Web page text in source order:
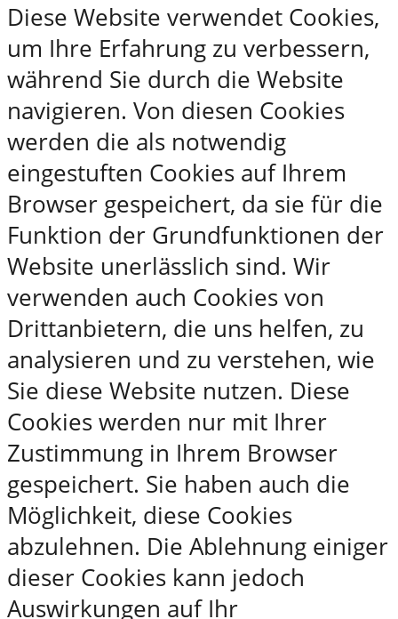
Diese Website verwendet Cookies,
um Ihre Erfahrung zu verbessern,
während Sie durch die Website
navigieren. Von diesen Cookies
werden die als notwendig
eingestuften Cookies auf Ihrem
Browser gespeichert, da sie für die
Funktion der Grundfunktionen der
Website unerlässlich sind. Wir
verwenden auch Cookies von
Drittanbietern, die uns helfen, zu
analysieren und zu verstehen, wie
Sie diese Website nutzen. Diese
Cookies werden nur mit Ihrer
Zustimmung in Ihrem Browser
gespeichert. Sie haben auch die
Möglichkeit, diese Cookies
abzulehnen. Die Ablehnung einiger
dieser Cookies kann jedoch
Auswirkungen auf Ihr